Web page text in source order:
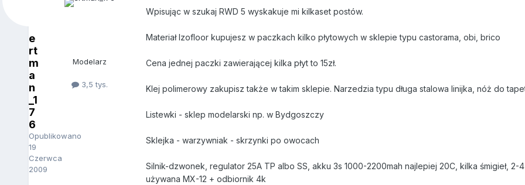
e
rt
m
a
n
_1
7
6
Opublikowano
19
Czerwca
2009
Modelarz
3,5 tys.
Wpisując w szukaj RWD 5 wyskakuje mi kilkaset postów.
Materiał Izofloor kupujesz w paczkach kilko płytowych w sklepie typu castorama, obi, brico
Cena jednej paczki zawierającej kilka płyt to 15zł.
Klej polimerowy zakupisz także w takim sklepie. Narzedzia typu długa stalowa linijka, nóż do
Listewki - sklep modelarski np. w Bydgoszczy
Sklejka - warzywniak - skrzynki po owocach
Silnik-dzwonek, regulator 25A TP albo SS, akku 3s 1000-2200mah najlepiej 20C, kilka śmigieł,
używana MX-12 + odbiornik 4k